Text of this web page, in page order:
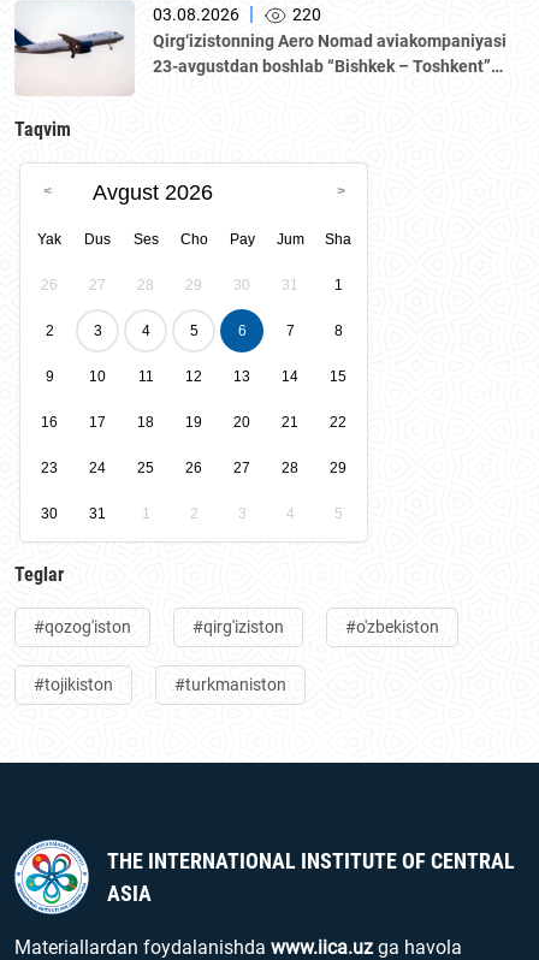
03.08.2026 |
220
Qirg‘izistonning Aero Nomad aviakompaniyasi
23-avgustdan boshlab “Bishkek – Toshkent”
Taqvim
Avgust 2026
Yak Dus Ses Cho Pay Jum Sha
26 27 28 29 30 31 1
2 3 4 5 6 7 8
9 10 11 12 13 14 15
16 17 18 19 20 21 22
23 24 25 26 27 28 29
30 31 1 2 3 4 5
Teglar
#qozog'iston #qirg'iziston #o'zbekiston
#tojikiston #turkmaniston
THE INTERNATIONAL INSTITUTE OF CENTRAL
ASIA
Materiallardan foydalanishda www.iica.uz ga havola